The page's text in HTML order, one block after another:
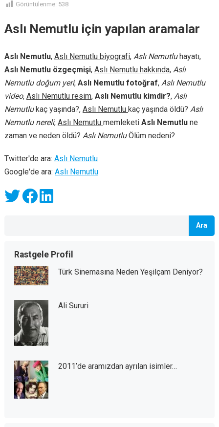
Görüntülenme: 538
Aslı Nemutlu için yapılan aramalar
Aslı Nemutlu, Aslı Nemutlu biyografi, Aslı Nemutluhayatı,
Aslı Nemutlu özgeçmişi, Aslı Nemutlu hakkında, Aslı
Nemutlu doğum yeri, Aslı Nemutlu fotoğraf, Aslı Nemutlu
video, Aslı Nemutlu resim, Aslı Nemutlu kimdir?, Aslı
Nemutlukaç yaşında?, Aslı Nemutlu kaç yaşında öldü? Aslı
Nemutlu nereli, Aslı Nemutlu memleketi Aslı Nemutlune
zaman ve neden öldü? Aslı NemutluÖlüm nedeni?
Twitter'de ara: Aslı Nemutlu
Google'de ara: Aslı Nemutlu
Ara
Rastgele Profil
Türk Sinemasına Neden Yeşilçam Deniyor?
Ali Sururi
2011’de aramızdan ayrılan isimler…